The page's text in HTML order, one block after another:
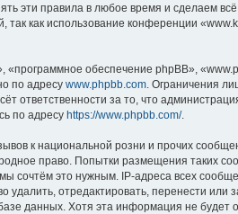
эти правила в любое время и сделаем
как использование конференции
обеспечение phpBB»,
по адресу www.phpbb.com . Ограничения
ответственности за то, что
по адресу https://www.phpbb.com/.
к национальной розни и прочих
право. Попытки размещения таких
сочтём это нужным. IP-адреса всех
отредактировать, перенести или
данных. Хотя эта информация не будет